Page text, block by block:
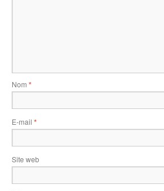
Nom *
E-mail *
Site web